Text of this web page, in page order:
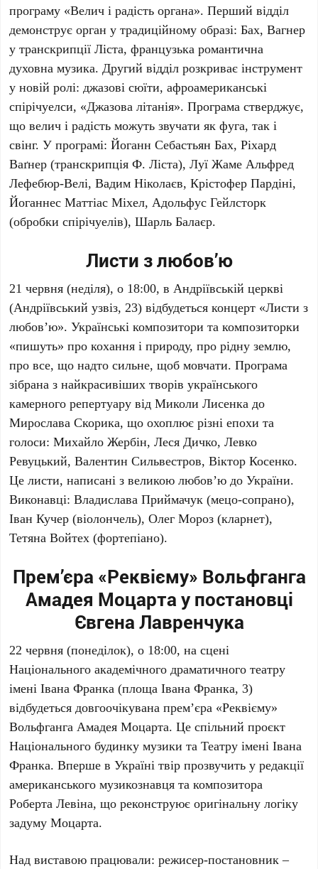
програму «Велич і радість органа». Перший відділ
демонструє орган у традиційному образі:Бах,Вагнер
у транскрипціїЛіста, французька романтична
духовна музика. Другий відділ розкриває інструмент
у новій ролі: джазові сюїти, афроамериканські
спірічуелси, «Джазова літанія». Програма стверджує,
що велич і радість можуть звучати як фуга, так і
свінг. У програмі:Йоганн Себастьян Бах,Ріхард
Ваґнер (транскрипціяФ. Ліста),Луї Жаме Альфред
Лефебюр-Велі,Вадим Ніколаєв,Крістофер Пардіні,
Йоганнес Маттіас Міхел,Адольфус Гейлсторк
(обробки спірічуелів),Шарль Балаєр.
Листи з любов’ю
21 червня (неділя), о 18:00, вАндріївській церкві
(Андріївський узвіз, 23) відбудеться концерт «Листи з
любов’ю». Українські композитори та композиторки
«пишуть» про кохання і природу, про рідну землю,
про все, що надто сильне, щоб мовчати. Програма
зібрана з найкрасивіших творів українського
камерного репертуару відМиколи Лисенка до
Мирослава Скорика, що охоплює різні епохи та
голоси:Михайло Жербін,Леся Дичко,Левко
Ревуцький,Валентин Сильвестров,Віктор Косенко.
Це листи, написані з великою любов’ю до України.
Виконавці:Владислава Приймачук (мецо-сопрано),
Іван Кучер (віолончель),Олег Мороз (кларнет),
Тетяна Войтех (фортепіано).
Прем’єра «Реквієму» Вольфганга
Амадея Моцарта у постановці
Євгена Лавренчука
22 червня (понеділок), о 18:00, на сцені
Національного академічного драматичного театру
імені Івана Франка (площа Івана Франка, 3)
відбудеться довгоочікувана прем’єра «Реквієму»
Вольфганга Амадея Моцарта. Це спільний проєкт
Національного будинку музики таТеатру імені Івана
Франка. Вперше в Україні твір прозвучить у редакції
американського музикознавця та композитора
Роберта Левіна, що реконструює оригінальну логіку
задумуМоцарта.
Над виставою працювали: режисер-постановник –